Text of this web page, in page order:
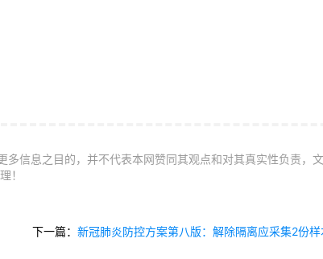
信息之目的，并不代表本网赞同其观点和对其真实性负责，
！
下一篇： 新冠肺炎防控方案第八版：解除隔离应采集2份样